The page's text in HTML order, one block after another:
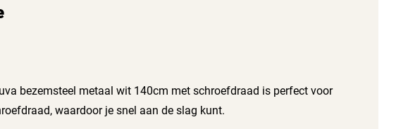
bezemsteel metaal wit 140cm met schroefdraad is perfect voor
waardoor je snel aan de slag kunt.